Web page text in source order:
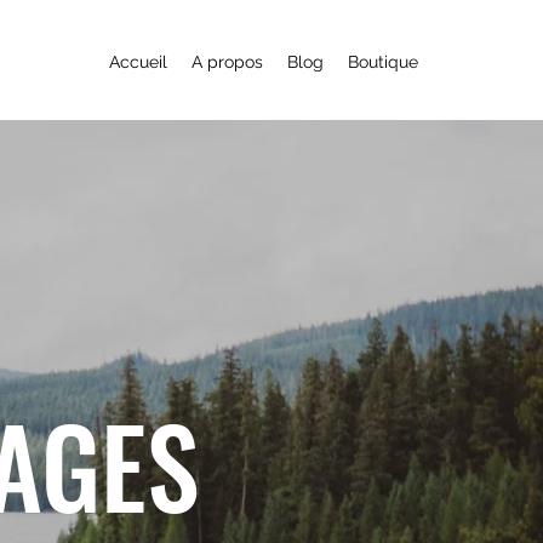
Accueil A propos Blog Boutique